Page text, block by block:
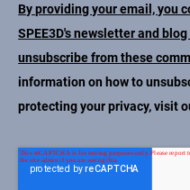
By providing your email, you
SPEE3D's newsletter and
unsubscribe from these
information on how to
protecting your privacy, visit